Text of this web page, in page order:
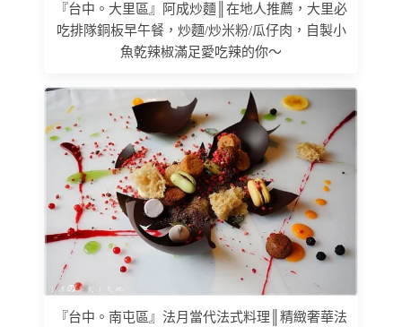
『台中。大里區』阿成炒麵║在地人推薦，大里必
吃排隊銅板早午餐，炒麵/炒米粉/瓜仔肉，自製小
魚乾辣椒滿足愛吃辣的你～
『台中。南屯區』法月當代法式料理║精緻奢華法